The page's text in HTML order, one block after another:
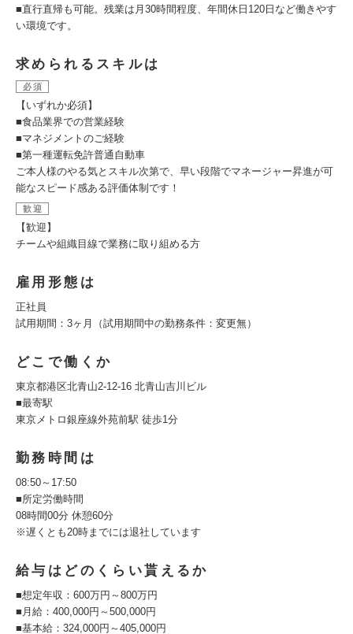
■直行直帰も可能。残業は月30時間程度、年間休日120日など働きやす
い環境です。
求められるスキルは
必須
【いずれか必須】
■食品業界での営業経験
■マネジメントのご経験
■第一種運転免許普通自動車
ご本人様のやる気とスキル次第で、早い段階でマネージャー昇進が可
能なスピード感ある評価体制です！
歓迎
【歓迎】
チームや組織目線で業務に取り組める方
雇用形態は
正社員
試用期間：3ヶ月（試用期間中の勤務条件：変更無）
どこで働くか
東京都港区北青山2-12-16 北青山吉川ビル
■最寄駅
東京メトロ銀座線外苑前駅 徒歩1分
勤務時間は
08:50～17:50
■所定労働時間
08時間00分 休憩60分
※遅くとも20時までには退社しています
給与はどのくらい貰えるか
■想定年収：600万円～800万円
■月給：400,000円～500,000円
■基本給：324,000円～405,000円